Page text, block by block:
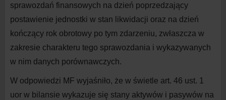
sprawozdań finansowych na dzień poprzedzający
postawienie jednostki w stan likwidacji oraz na dzień
kończący rok obrotowy po tym zdarzeniu, zwłaszcza w
zakresie charakteru tego sprawozdania i wykazywanych
w nim danych porównawczych.
W odpowiedzi MF wyjaśniło, że w świetle art. 46 ust. 1
uor w bilansie wykazuje się stany aktywów i pasywów na